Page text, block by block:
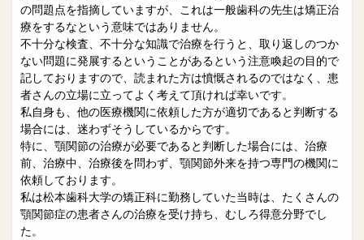
の問題点を指摘していますが、これは一般歯科の先生は矯正治
療をするなという意味ではありません。
不十分な検査、不十分な知識で治療を行うと、取り返しのつか
ない問題に発展するということがあるという注意喚起の目的で
記しておりますので、読まれた方は憤慨されるのではなく、患
者さんの立場に立ってよく考えて頂ければ幸いです。
私自身も、他の医療機関に依頼した方が適切であると判断する
場合には、迷わずそうしているからです。
特に、顎関節の治療が必要であると判断した場合には、治療
前、治療中、治療後を問わず、顎関節外来を持つ専門の機関に
依頼しております。
私は松本歯科大学の矯正科に勤務していた当時は、たくさんの
顎関節症の患者さんの治療を受け持ち、むしろ得意分野でし
た。